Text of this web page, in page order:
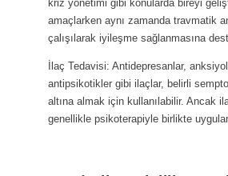
kriz yönetimi gibi konularda bireyi
amaçlarken aynı zamanda travmatik
çalışılarak iyileşme sağlanmasına
İlaç Tedavisi: Antidepresanlar,
antipsikotikler gibi ilaçlar, belirli
altına almak için kullanılabilir. Ancak
genellikle psikoterapiyle birlikte